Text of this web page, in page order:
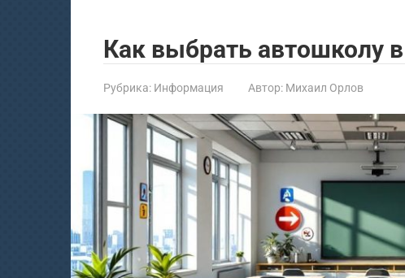
Как выбрать автошколу
Рубрика: Информация Автор: Михаил Орлов